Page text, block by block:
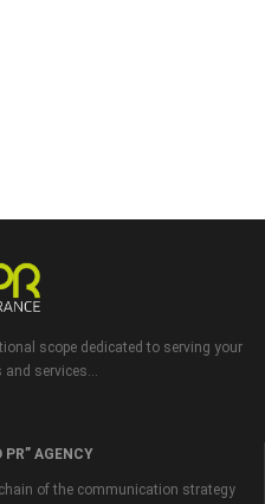
scope dedicated to serving your
and services...
PR” AGENCY
of the communication strategy